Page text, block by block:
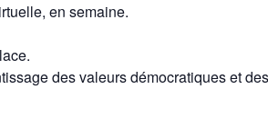
en semaine.
des valeurs démocratiques et